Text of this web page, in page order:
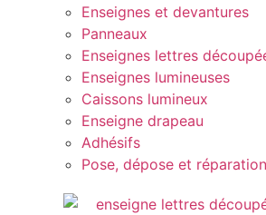
Enseignes et devantures
Panneaux
Enseignes lettres
Enseignes lumineuses
Caissons lumineux
Enseigne drapeau
Adhésifs
Pose, dépose et